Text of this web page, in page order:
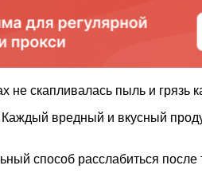
не скапливалась пыль и грязь
вредный и вкусный
способ расслабиться